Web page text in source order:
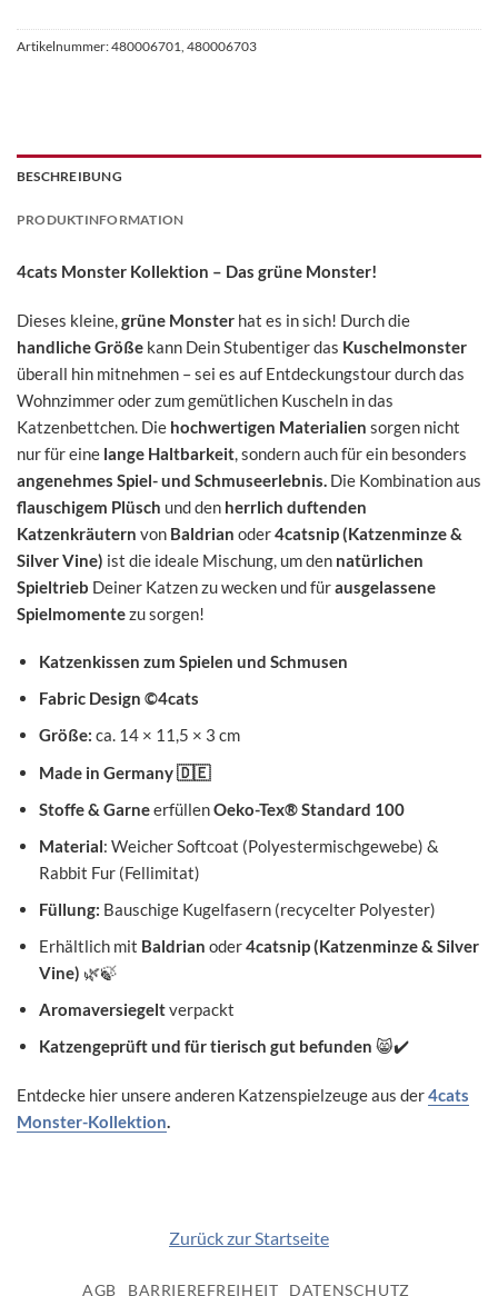
Artikelnummer:480006701, 480006703
BESCHREIBUNG
PRODUKTINFORMATION
4cats Monster Kollektion – Das grüne Monster!
Dieses kleine, grüne Monster hat es in sich! Durch die
handliche Größe kann Dein Stubentiger das Kuschelmonster
überall hin mitnehmen – sei es auf Entdeckungstour durch das
Wohnzimmer oder zum gemütlichen Kuscheln in das
Katzenbettchen. Die hochwertigen Materialien sorgen nicht
nur für eine lange Haltbarkeit , sondern auch für ein besonders
angenehmes Spiel- und Schmuseerlebnis. Die Kombination aus
flauschigem Plüsch und den herrlich duftenden
Katzenkräutern von Baldrian oder4catsnip (Katzenminze &
Silver Vine) ist die ideale Mischung, um den natürlichen
Spieltrieb Deiner Katzen zu wecken und fürausgelassene
Spielmomentezu sorgen!
Katzenkissen zum Spielen und Schmusen
Fabric Design ©4cats
Größe: ca. 14 × 11,5 × 3 cm
Made in Germany🇩🇪
Stoffe & GarneerfüllenOeko-Tex® Standard 100
Material: Weicher Softcoat (Polyestermischgewebe) &
Rabbit Fur (Fellimitat)
Füllung: Bauschige Kugelfasern (recycelter Polyester)
Erhältlich mit Baldrian oder4catsnip (Katzenminze & Silver
Vine) 🌿🍃
Aromaversiegeltverpackt
Katzengeprüft und für tierisch gut befunden 😸✔️
Entdecke hier unsere anderen Katzenspielzeuge aus der4cats
Monster-Kollektion.
Zurück zur Startseite
AGB BARRIEREFREIHEIT DATENSCHUTZ